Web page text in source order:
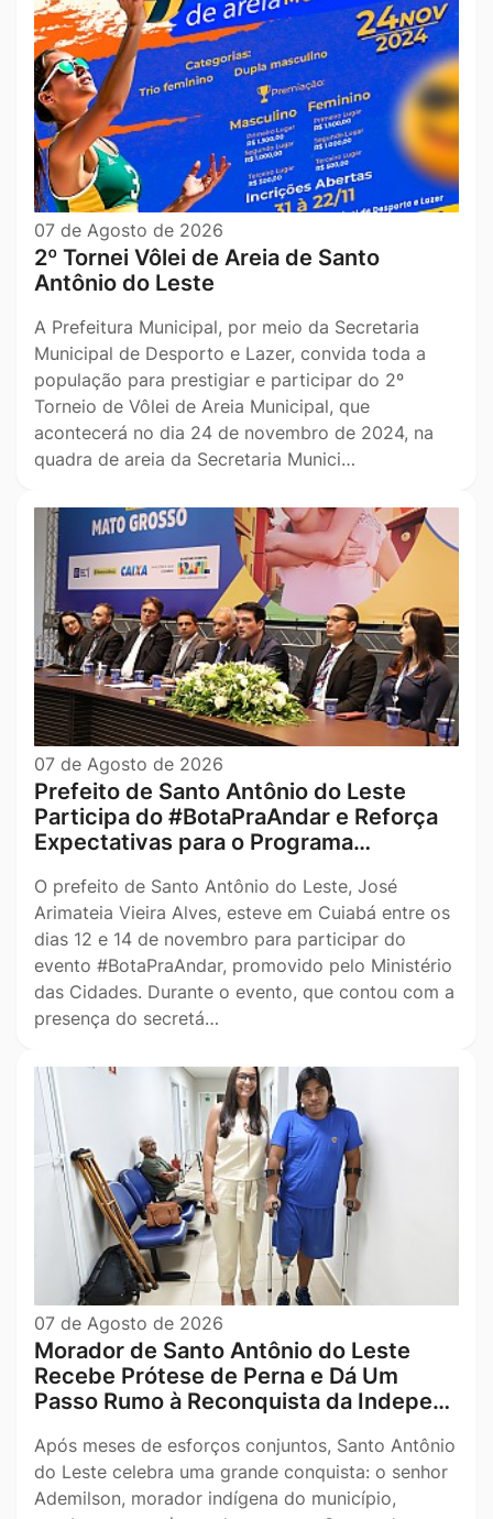
07 de Agosto de 2026
2º Tornei Vôlei de Areia de Santo
Antônio do Leste
A Prefeitura Municipal, por meio da Secretaria
Municipal de Desporto e Lazer, convida toda a
população para prestigiar e participar do 2º
Torneio de Vôlei de Areia Municipal, que
acontecerá no dia 24 de novembro de 2024, na
quadra de areia da Secretaria Munici…
07 de Agosto de 2026
Prefeito de Santo Antônio do Leste
Participa do #BotaPraAndar e Reforça
Expectativas para o Programa…
O prefeito de Santo Antônio do Leste, José
Arimateia Vieira Alves, esteve em Cuiabá entre os
dias 12 e 14 de novembro para participar do
evento #BotaPraAndar, promovido pelo Ministério
das Cidades. Durante o evento, que contou com a
presença do secretá…
07 de Agosto de 2026
Morador de Santo Antônio do Leste
Recebe Prótese de Perna e Dá Um
Passo Rumo à Reconquista da Indepe…
Após meses de esforços conjuntos, Santo Antônio
do Leste celebra uma grande conquista: o senhor
Ademilson, morador indígena do município,